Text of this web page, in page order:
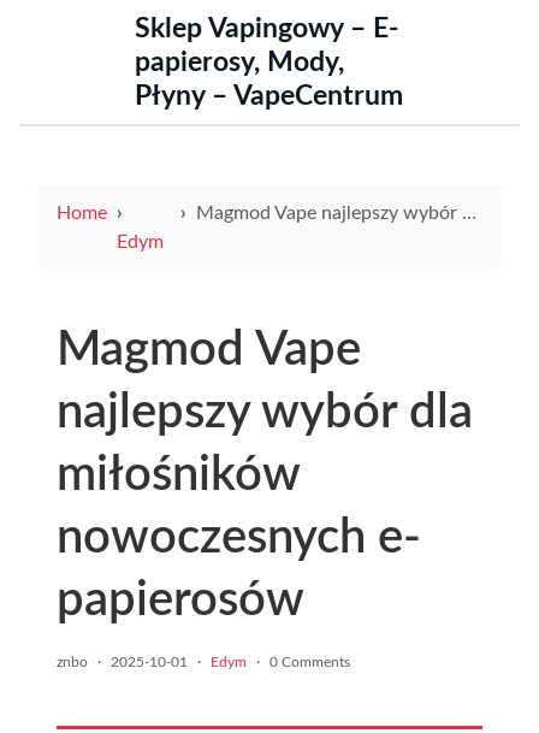
Sklep Vapingowy – E-
papierosy, Mody,
Płyny – VapeCentrum
Home
Edym
Magmod Vape najlepszy wybór dla miłośników nowoczesnych e-papierosów
Magmod Vape
najlepszy wybór dla
miłośników
nowoczesnych e-
papierosów
znbo · 2025-10-01 · Edym · 0 Comments